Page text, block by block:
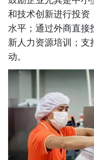
和技术创新进行投资
水平；通过外商直接
新人力资源培训；
动。